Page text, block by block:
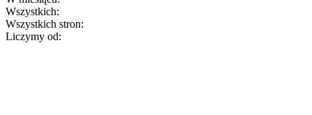
Wszystkich:
Wszystkich stron:
Liczymy od: